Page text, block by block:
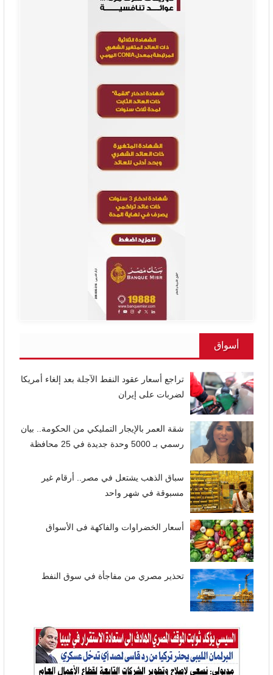
أسواق
تراجع أسعار عقود النفط الآجلة بعد إلغاء أمريكا
لضربات على إيران
شقة العمر بالإيجار التمليكي من الحكومة.. بيان
رسمي بـ 5000 وحدة جديدة في 25 محافظة
سباق الذهب يشتعل في مصر.. أرقام غير
مسبوقة في شهر واحد
أسعار الخضراوات والفاكهة فى الأسواق
تحذير مصري من مفاجأة في سوق النفط